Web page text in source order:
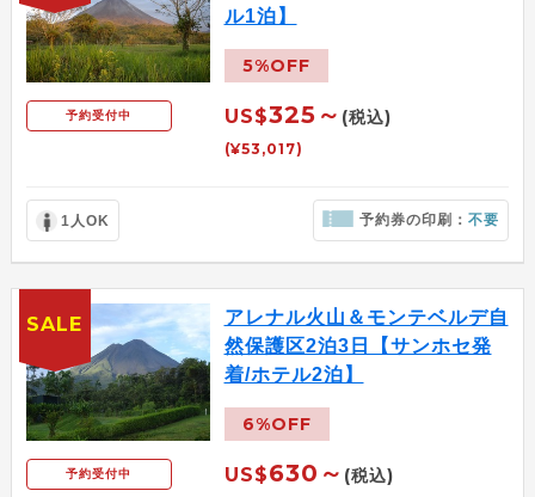
予約受付中
ル1泊】
5%OFF
US$325～ (税込)
(¥53,017)
1人OK 予約券の印刷：不要
予約受付中
アレナル火山＆モンテベルデ自
然保護区2泊3日【サンホセ発
着/ホテル2泊】
6%OFF
US$630～ (税込)
SALE